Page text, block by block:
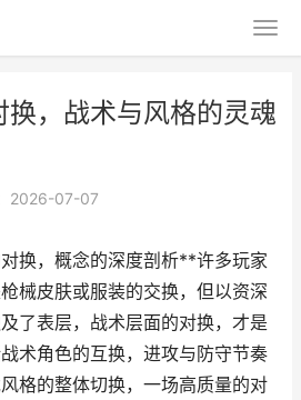
，战术与风格的灵魂
2026-07-07
换，概念的深度剖析**许多玩家
械皮肤或服装的交换，但以资深
了表层，战术层面的对换，才是
术角色的互换，进攻与防守节奏
格的整体切换，一场高质量的对